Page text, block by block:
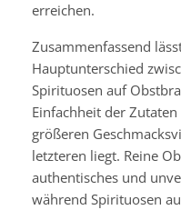
erreichen.
Zusammenfassend
Hauptunterschied
Spirituosen auf
Einfachheit der
größeren
letzteren liegt. Reine
authentisches und
während Spirituosen